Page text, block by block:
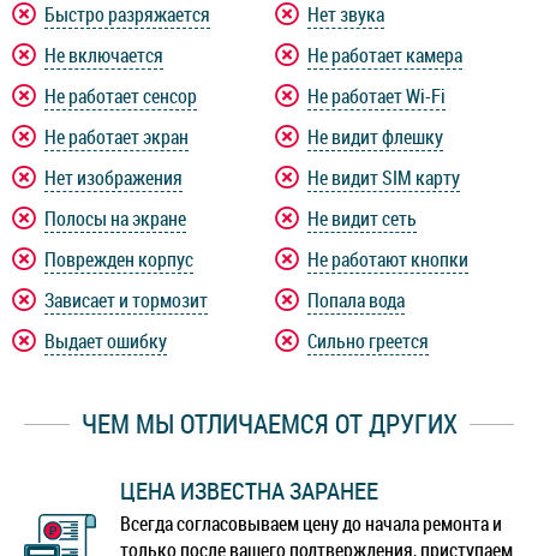
Быстро разряжается
Не включается
Не работает сенсор
Не работает экран
Нет изображения
Полосы на экране
Поврежден корпус
Зависает и тормозит
Выдает ошибку
Нет звука
Не работает камера
Не работает Wi-Fi
Не видит флешку
Не видит SIM карту
Не видит сеть
Не работают кнопки
Попала вода
Сильно греется
ЧЕМ МЫ ОТЛИЧАЕМСЯ ОТ ДРУГИХ
ЦЕНА ИЗВЕСТНА ЗАРАНЕЕ
Всегда согласовываем цену до начала ремонта и
только после вашего подтверждения, приступаем